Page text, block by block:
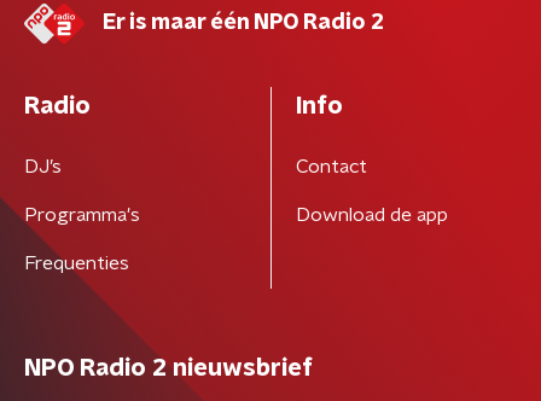
Er is maar één NPO Radio 2
Radio
DJ’s
Programma's
Frequenties
Info
Contact
Download de app
NPO Radio 2 nieuwsbrief